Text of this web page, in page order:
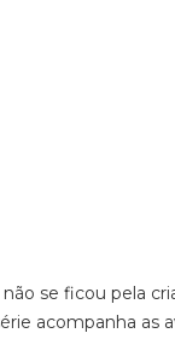
se ficou pela
acompanha as